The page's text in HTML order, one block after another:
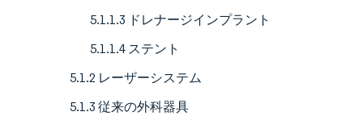
5.1.1.3 ドレナージインプラント
5.1.1.4 ステント
5.1.2 レーザーシステム
5.1.3 従来の外科器具